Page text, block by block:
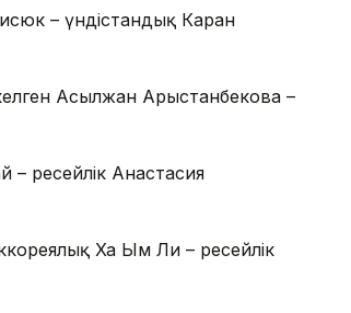
– үндістандық Каран
Асылжан Арыстанбекова –
ресейлік Анастасия
Ха Ым Ли – ресейлік